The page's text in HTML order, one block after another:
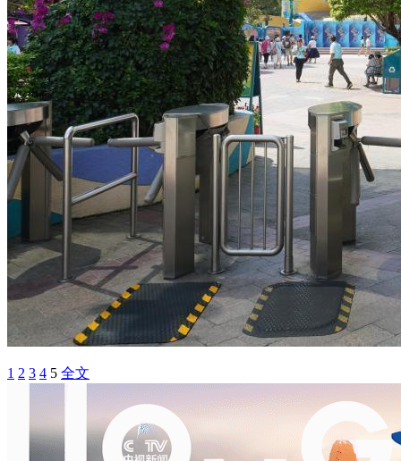
1 2 3 4 5 全文